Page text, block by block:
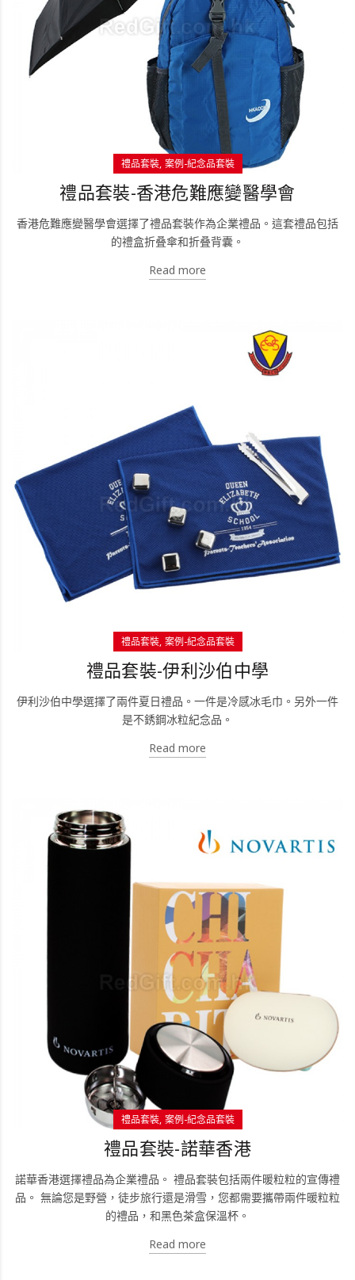
禮品套裝 案例-紀念品套裝
禮品套裝-香港危難應變醫學會
香港危難應變醫學會選擇了禮品套裝作為企業禮品。這套禮品包括
的禮盒折叠傘和折叠背囊。
Read more
禮品套裝 案例-紀念品套裝
禮品套裝-伊利沙伯中學
伊利沙伯中學選擇了兩件夏日禮品。一件是冷感冰毛巾。另外一件
是不銹鋼冰粒紀念品。
Read more
禮品套裝 案例-紀念品套裝
禮品套裝-諾華香港
諾華香港選擇禮品為企業禮品。 禮品套裝包括兩件暖粒粒的宣傳禮
品。 無論您是野營，徒步旅行還是滑雪，您都需要攜帶兩件暖粒粒
的禮品，和黑色茶盒保溫杯。
Read more